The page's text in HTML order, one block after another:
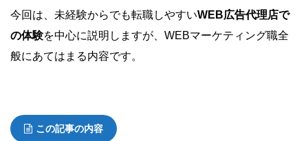
今回は、未経験からでも転職しやすいWEB広告代理店で
の体験を中心に説明しますが、WEBマーケティング職全
般にあてはまる内容です。
この記事の内容